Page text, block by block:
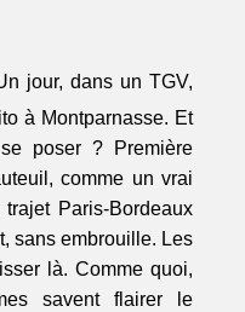
jour, dans un TGV,
à Montparnasse. Et
poser ? Première
comme un vrai
Paris-Bordeaux
sans embrouille. Les
là. Comme quoi,
savent flairer le